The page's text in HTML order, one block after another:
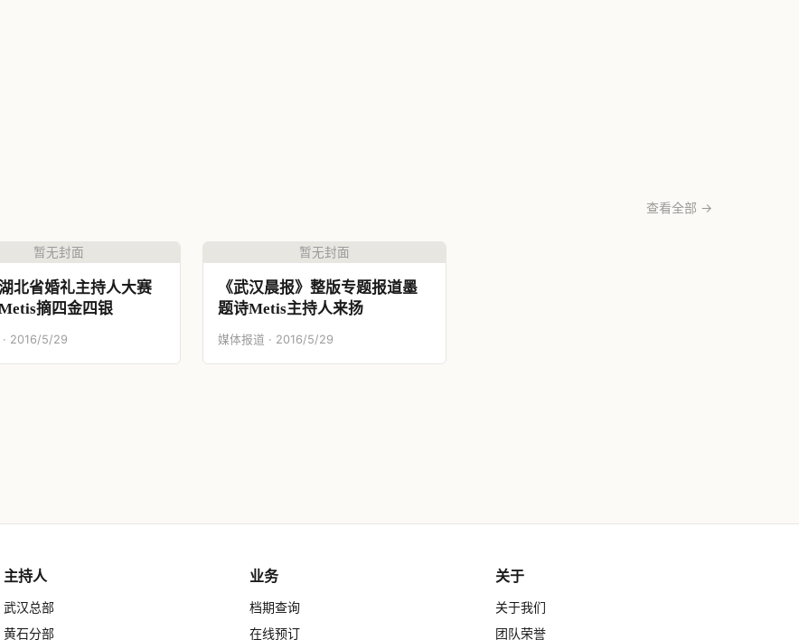
查看全部 →
暂无封面
北省婚礼主持人大赛
摘四金四银
· 2016/5/29
暂无封面
《武汉晨报》整版专题报道墨
题诗Metis主持人来扬
媒体报道 · 2016/5/29
主持人
武汉总部
黄石分部
业务
档期查询
在线预订
关于
关于我们
团队荣誉